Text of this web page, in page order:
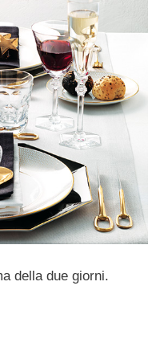
della due giorni.